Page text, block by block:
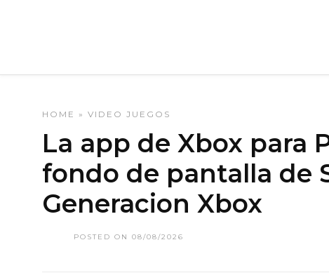
HOME » VIDEO JUEGOS
La app de Xbox para
fondo de pantalla de
Generacion Xbox
POSTED ON 08/08/2026